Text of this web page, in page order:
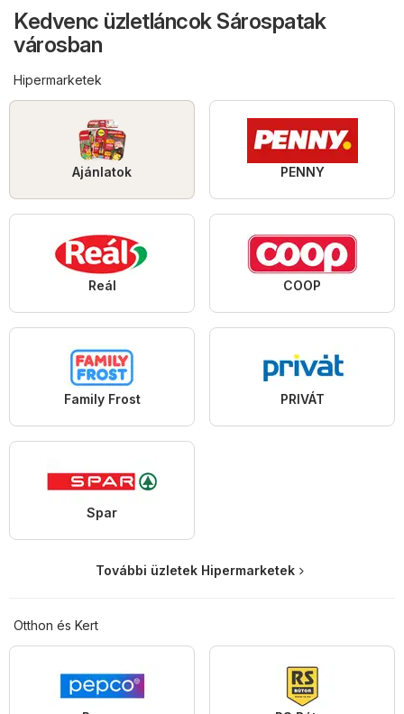
Kedvenc üzletláncok Sárospatak
városban
Hipermarketek
Ajánlatok PENNY
Reál COOP
Family Frost PRIVÁT
Spar
További üzletek Hipermarketek
Otthon és Kert